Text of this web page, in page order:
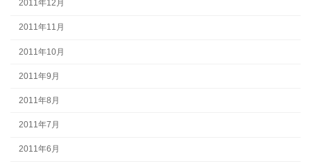
2011年12月
2011年11月
2011年10月
2011年9月
2011年8月
2011年7月
2011年6月